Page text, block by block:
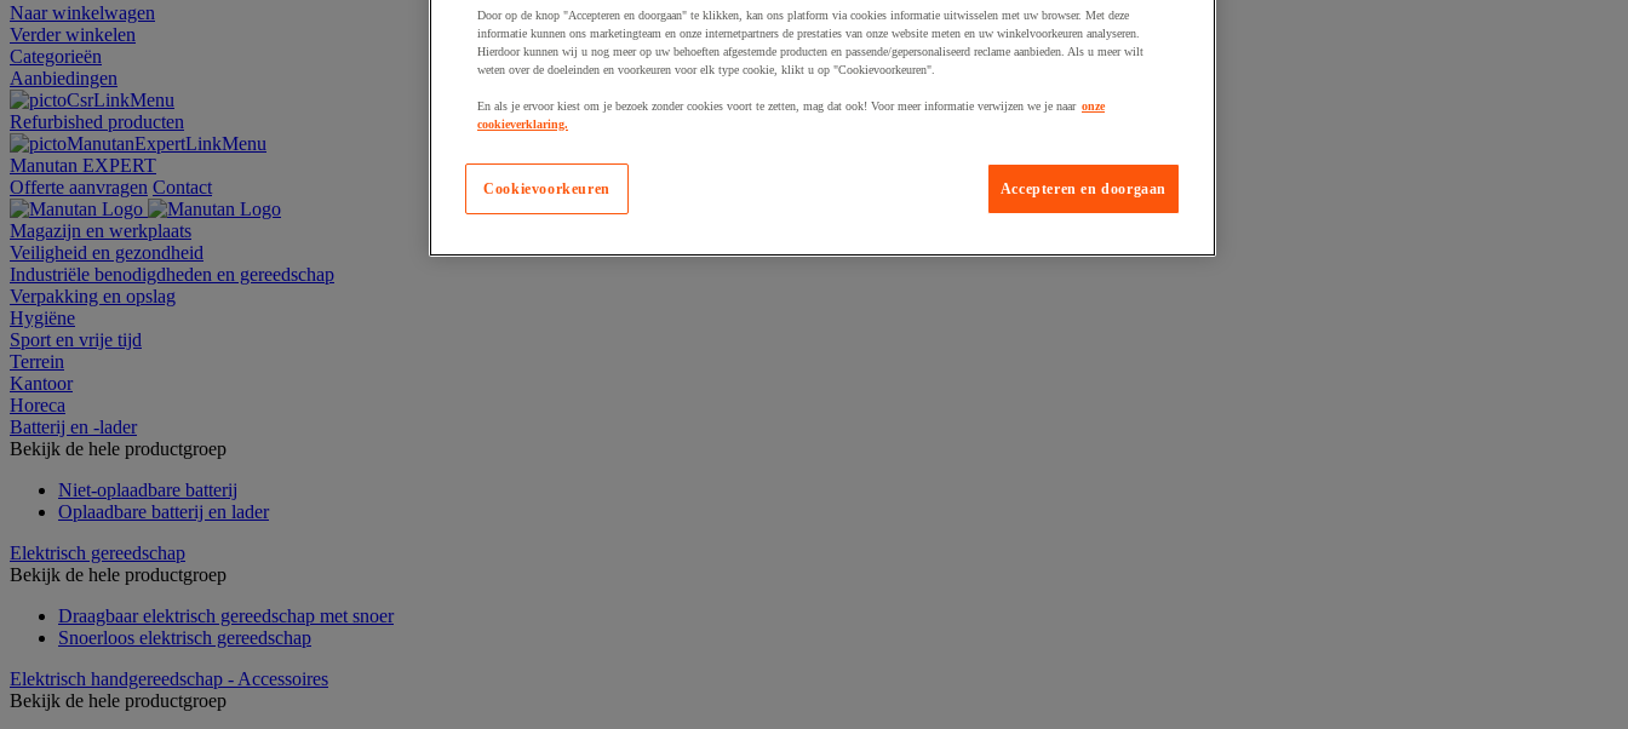
Naar winkelwagen
Verder winkelen
Categorieën
Aanbiedingen
Refurbished producten
Manutan EXPERT
Offerte aanvragen Contact
Magazijn en werkplaats
Veiligheid en gezondheid
Industriële benodigdheden en gereedschap
Verpakking en opslag
Hygiëne
Sport en vrije tijd
Terrein
Kantoor
Horeca
Batterij en -lader
Bekijk de hele productgroep
Niet-oplaadbare batterij
Oplaadbare batterij en lader
Elektrisch gereedschap
Bekijk de hele productgroep
Draagbaar elektrisch gereedschap met snoer
Snoerloos elektrisch gereedschap
Elektrisch handgereedschap - Accessoires
Bekijk de hele productgroep
Door op de knop "Accepteren en doorgaan" te klikken, kan ons platform via cookies informatie uitwisselen met uw browser. Met deze
informatie kunnen ons marketingteam en onze internetpartners de prestaties van onze website meten en uw winkelvoorkeuren analyseren.
Hierdoor kunnen wij u nog meer op uw behoeften afgestemde producten en passende/gepersonaliseerd reclame aanbieden. Als u meer wilt
weten over de doeleinden en voorkeuren voor elk type cookie, klikt u op "Cookievoorkeuren".
En als je ervoor kiest om je bezoek zonder cookies voort te zetten, mag dat ook! Voor meer informatie verwijzen we je naar onze
cookieverklaring.
Accepteren en doorgaan
Cookievoorkeuren